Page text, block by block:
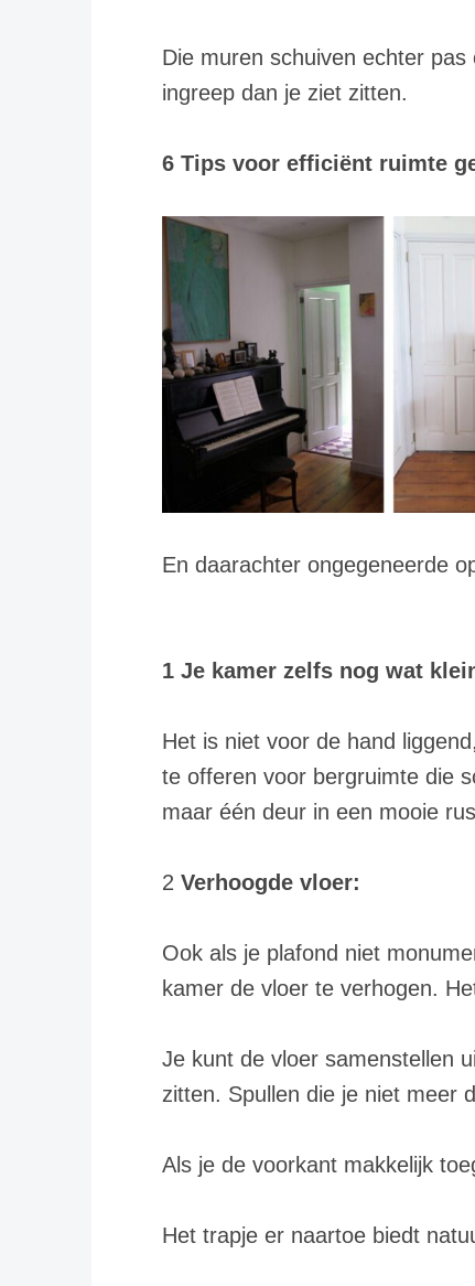
Die muren schuiven echter
ingreep dan je ziet zitten.
6 Tips voor efficiënt ruimte
En daarachter ongegeneerde
1 Je kamer zelfs nog wat
Het is niet voor de hand
te offeren voor bergruimte die
maar één deur in een mooie
2 Verhoogde vloer:
Ook als je plafond niet
kamer de vloer te verhogen.
Je kunt de vloer samenstellen
zitten. Spullen die je niet meer
Als je de voorkant makkelijk
Het trapje er naartoe biedt